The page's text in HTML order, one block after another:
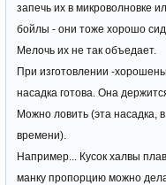
запечь их в микроволновке
бойлы - они тоже хорошо
Мелочь их не так объедает.
При изготовлении -
насадка готова. Она
Можно ловить (эта насадка,
времени).
Например... Кусок халвы
манку пропорцию можно